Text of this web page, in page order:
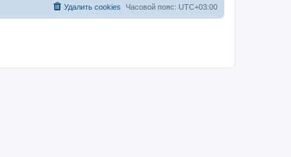
Часовой пояс: UTC+03:00
Удалить cookies